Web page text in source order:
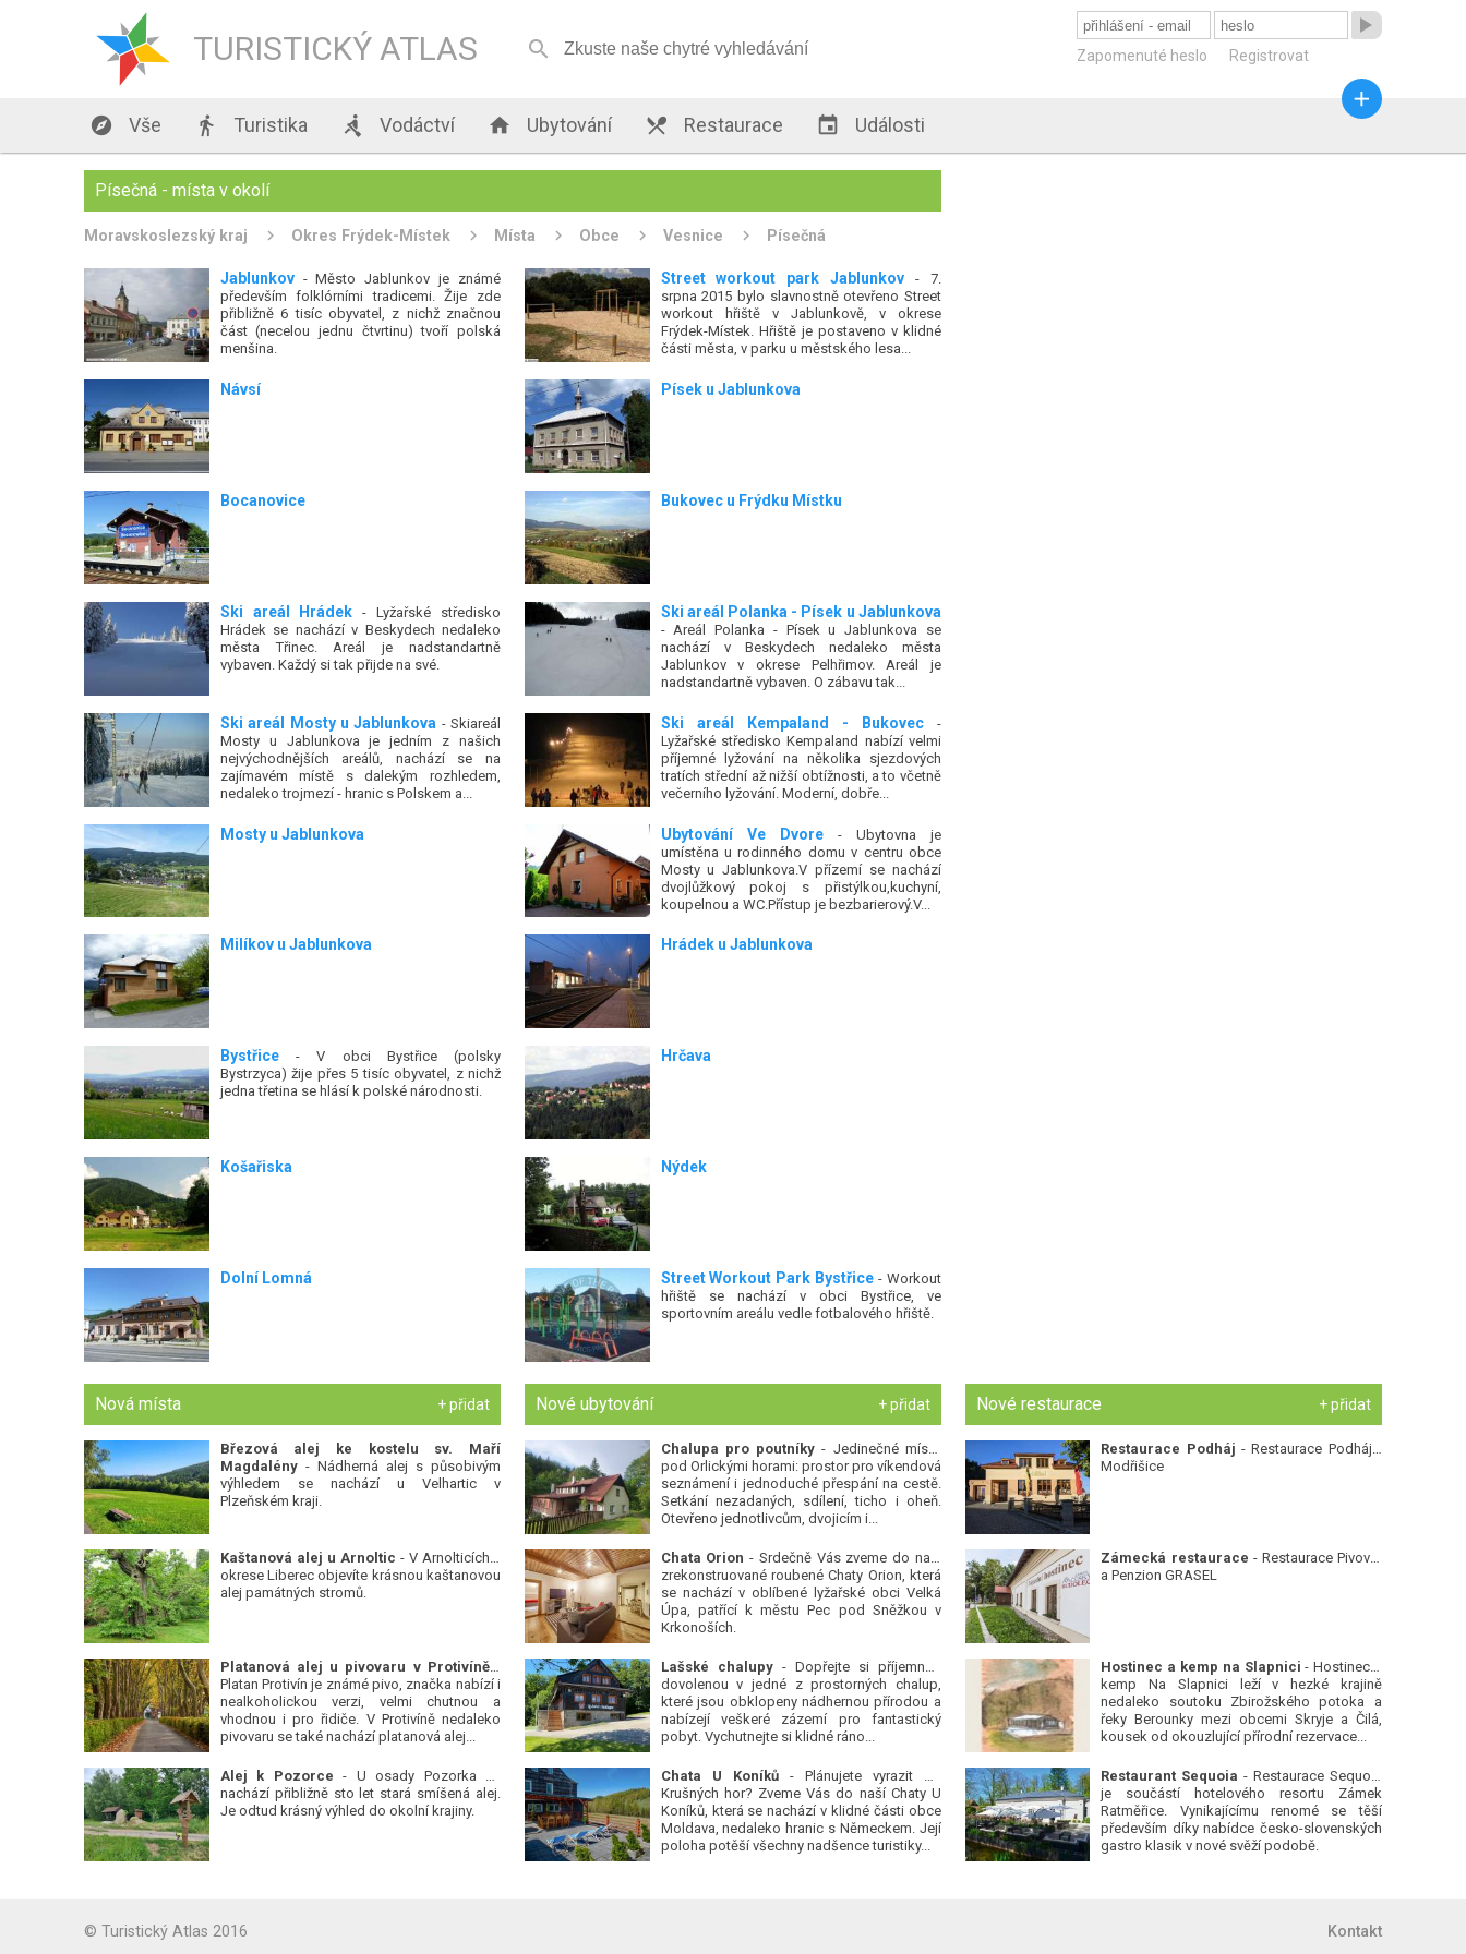
TURISTICKÝ ATLAS 

Zapomenuté heslo Registrovat
 Vše  Turistika  Vodáctví  Ubytování  Restaurace  Události

Písečná - místa v okolí
Moravskoslezský kraj Okres Frýdek-Místek Místa Obce Vesnice Písečná
Street workout park Jablunkov - 7.
srpna 2015 bylo slavnostně otevřeno Street
workout hřiště v Jablunkově, v okrese
Frýdek-Místek. Hřiště je postaveno v klidné
části města, v parku u městského lesa...
Jablunkov- Město Jablunkov je známé
především folklórními tradicemi. Žije zde
přibližně 6 tisíc obyvatel, z nichž značnou
část (necelou jednu čtvrtinu) tvoří polská
menšina.
Písek u Jablunkova
Návsí
Bukovec u Frýdku Místku
Bocanovice
Ski areál Polanka - Písek u Jablunkova
- Areál Polanka - Písek u Jablunkova se
nachází v Beskydech nedaleko města
Jablunkov v okrese Pelhřimov. Areál je
nadstandartně vybaven. O zábavu tak...
Ski areál Hrádek - Lyžařské středisko
Hrádek se nachází v Beskydech nedaleko
města Třinec. Areál je nadstandartně
vybaven. Každý si tak přijde na své.
Ski areál Kempaland - Bukovec-
Lyžařské středisko Kempaland nabízí velmi
příjemné lyžování na několika sjezdových
tratích střední až nižší obtížnosti, a to včetně
večerního lyžování. Moderní, dobře...
Ski areál Mosty u Jablunkova - Skiareál
Mosty u Jablunkova je jedním z našich
nejvýchodnějších areálů, nachází se na
zajímavém místě s dalekým rozhledem,
nedaleko trojmezí - hranic s Polskem a...
Ubytování Ve Dvore- Ubytovna je
umístěna u rodinného domu v centru obce
Mosty u Jablunkova.V přízemí se nachází
dvojlůžkový pokoj s přistýlkou,kuchyní,
koupelnou a WC.Přístup je bezbarierový.V...
Mosty u Jablunkova
Hrádek u Jablunkova
Milíkov u Jablunkova
Hrčava
Bystřice- V obci Bystřice (polsky
Bystrzyca) žije přes 5 tisíc obyvatel, z nichž
jedna třetina se hlásí k polské národnosti.
Nýdek
Košařiska
Street Workout Park Bystřice - Workout
hřiště se nachází v obci Bystřice, ve
sportovním areálu vedle fotbalového hřiště.
Dolní Lomná
Nová místa + přidat
Březová alej ke kostelu sv. Maří
Magdalény- Nádherná alej s působivým
výhledem se nachází u Velhartic v
Plzeňském kraji.
Kaštanová alej u Arnoltic - V Arnolticích v
okrese Liberec objevíte krásnou kaštanovou
alej památných stromů.
Platanová alej u pivovaru v Protivíně-
Platan Protivín je známé pivo, značka nabízí i
nealkoholickou verzi, velmi chutnou a
vhodnou i pro řidiče. V Protivíně nedaleko
pivovaru se také nachází platanová alej...
Alej k Pozorce - U osady Pozorka se
nachází přibližně sto let stará smíšená alej.
Je odtud krásný výhled do okolní krajiny.
Nové ubytování + přidat
Chalupa pro poutníky - Jedinečné místo
pod Orlickými horami: prostor pro víkendová
seznámení i jednoduché přespání na cestě.
Setkání nezadaných, sdílení, ticho i oheň.
Otevřeno jednotlivcům, dvojicím i...
Chata Orion - Srdečně Vás zveme do naší
zrekonstruované roubené Chaty Orion, která
se nachází v oblíbené lyžařské obci Velká
Úpa, patřící k městu Pec pod Sněžkou v
Krkonoších.
Lašské chalupy- Dopřejte si příjemnou
dovolenou v jedné z prostorných chalup,
které jsou obklopeny nádhernou přírodou a
nabízejí veškeré zázemí pro fantastický
pobyt. Vychutnejte si klidné ráno...
Chata U Koníků- Plánujete vyrazit do
Krušných hor? Zveme Vás do naší Chaty U
Koníků, která se nachází v klidné části obce
Moldava, nedaleko hranic s Německem. Její
poloha potěší všechny nadšence turistiky...
Nové restaurace + přidat
Restaurace Podháj - Restaurace Podháj -
Modřišice
Zámecká restaurace - Restaurace Pivovar
a Penzion GRASEL
Hostinec a kemp na Slapnici - Hostinec a
kemp Na Slapnici leží v hezké krajině
nedaleko soutoku Zbirožského potoka a
řeky Berounky mezi obcemi Skryje a Čilá,
kousek od okouzlující přírodní rezervace...
Restaurant Sequoia - Restaurace Sequoia
je součástí hotelového resortu Zámek
Ratměřice. Vynikajícímu renomé se těší
především díky nabídce česko-slovenských
gastro klasik v nové svěží podobě.
© Turistický Atlas 2016 Kontakt